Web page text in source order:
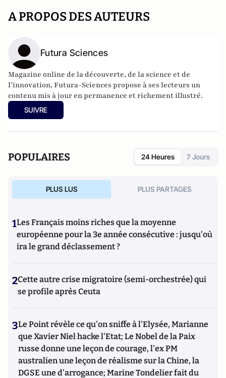
A PROPOS DES AUTEURS
Futura Sciences
Magazine online de la découverte, de la science et de
l’innovation, Futura-Sciences propose à ses lecteurs un
contenu mis à jour en permanence et richement illustré.
SUIVRE
POPULAIRES 24 Heures 7 Jours
PLUS LUS PLUS PARTAGES
1Les Français moins riches que la moyenne
européenne pour la 3e année consécutive : jusqu'où
ira le grand déclassement ?
2Cette autre crise migratoire (semi-orchestrée) qui
se profile après Ceuta
3Le Point révèle ce qu'on sniffe à l'Elysée, Marianne
que Xavier Niel hacke l'Etat; Le Nobel de la Paix
russe donne une leçon de courage, l'ex PM
australien une leçon de réalisme sur la Chine, la
DGSE une d'arrogance; Marine Tondelier fait du